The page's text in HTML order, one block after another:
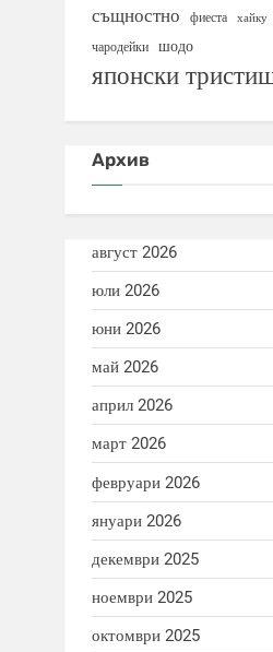
същностно фиеста хайку
чародейки шодо
японски
Архив
август 2026
юли 2026
юни 2026
май 2026
април 2026
март 2026
февруари 2026
януари 2026
декември 2025
ноември 2025
октомври 2025